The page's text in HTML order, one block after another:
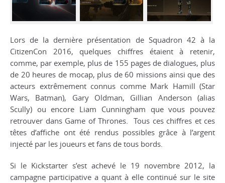
Lors de la dernière présentation de Squadron 42 à la
CitizenCon 2016, quelques chiffres étaient à retenir,
comme, par exemple, plus de 155 pages de dialogues, plus
de 20 heures de mocap, plus de 60 missions ainsi que des
acteurs extrêmement connus comme Mark Hamill (Star
Wars, Batman), Gary Oldman, Gillian Anderson (alias
Scully) ou encore Liam Cunningham que vous pouvez
retrouver dans Game of Thrones. Tous ces chiffres et ces
têtes d’affiche ont été rendus possibles grâce à l’argent
injecté par les joueurs et fans de tous bords.
Si le Kickstarter s’est achevé le 19 novembre 2012, la
campagne participative a quant à elle continué sur le site